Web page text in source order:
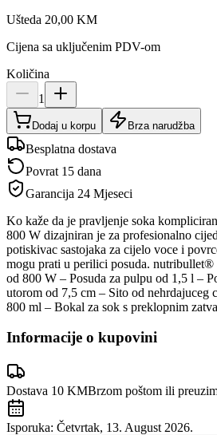
Ušteda 20,00 KM
Cijena sa uključenim PDV-om
Količina
1
Dodaj u korpu Brza narudžba
Besplatna dostava
Povrat 15 dana
Garancija 24 Mjeseci
Ko kaže da je pravljenje soka
800 W dizajniran je za profesionalno
potiskivac sastojaka za cijelo voce i
mogu prati u perilici posuda. nutribullet®
od 800 W – Posuda za pulpu od 1,5 l –
utorom od 7,5 cm – Sito od nehrdajuceg
800 ml – Bokal za sok s preklopnim
Informacije o kupovini
Dostava 10 KMBrzom poštom ili
Isporuka: Četvrtak, 13. August 2026.